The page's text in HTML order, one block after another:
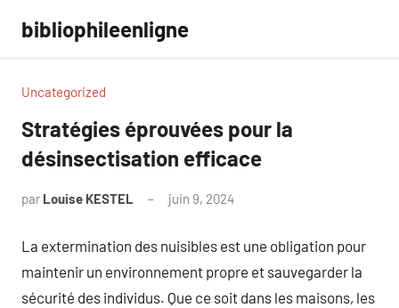
contenu
bibliophileenligne
Uncategorized
Stratégies éprouvées pour la
désinsectisation efficace
par Louise KESTEL juin 9, 2024
La extermination des nuisibles est une obligation pour
maintenir un environnement propre et sauvegarder la
sécurité des individus. Que ce soit dans les maisons, les